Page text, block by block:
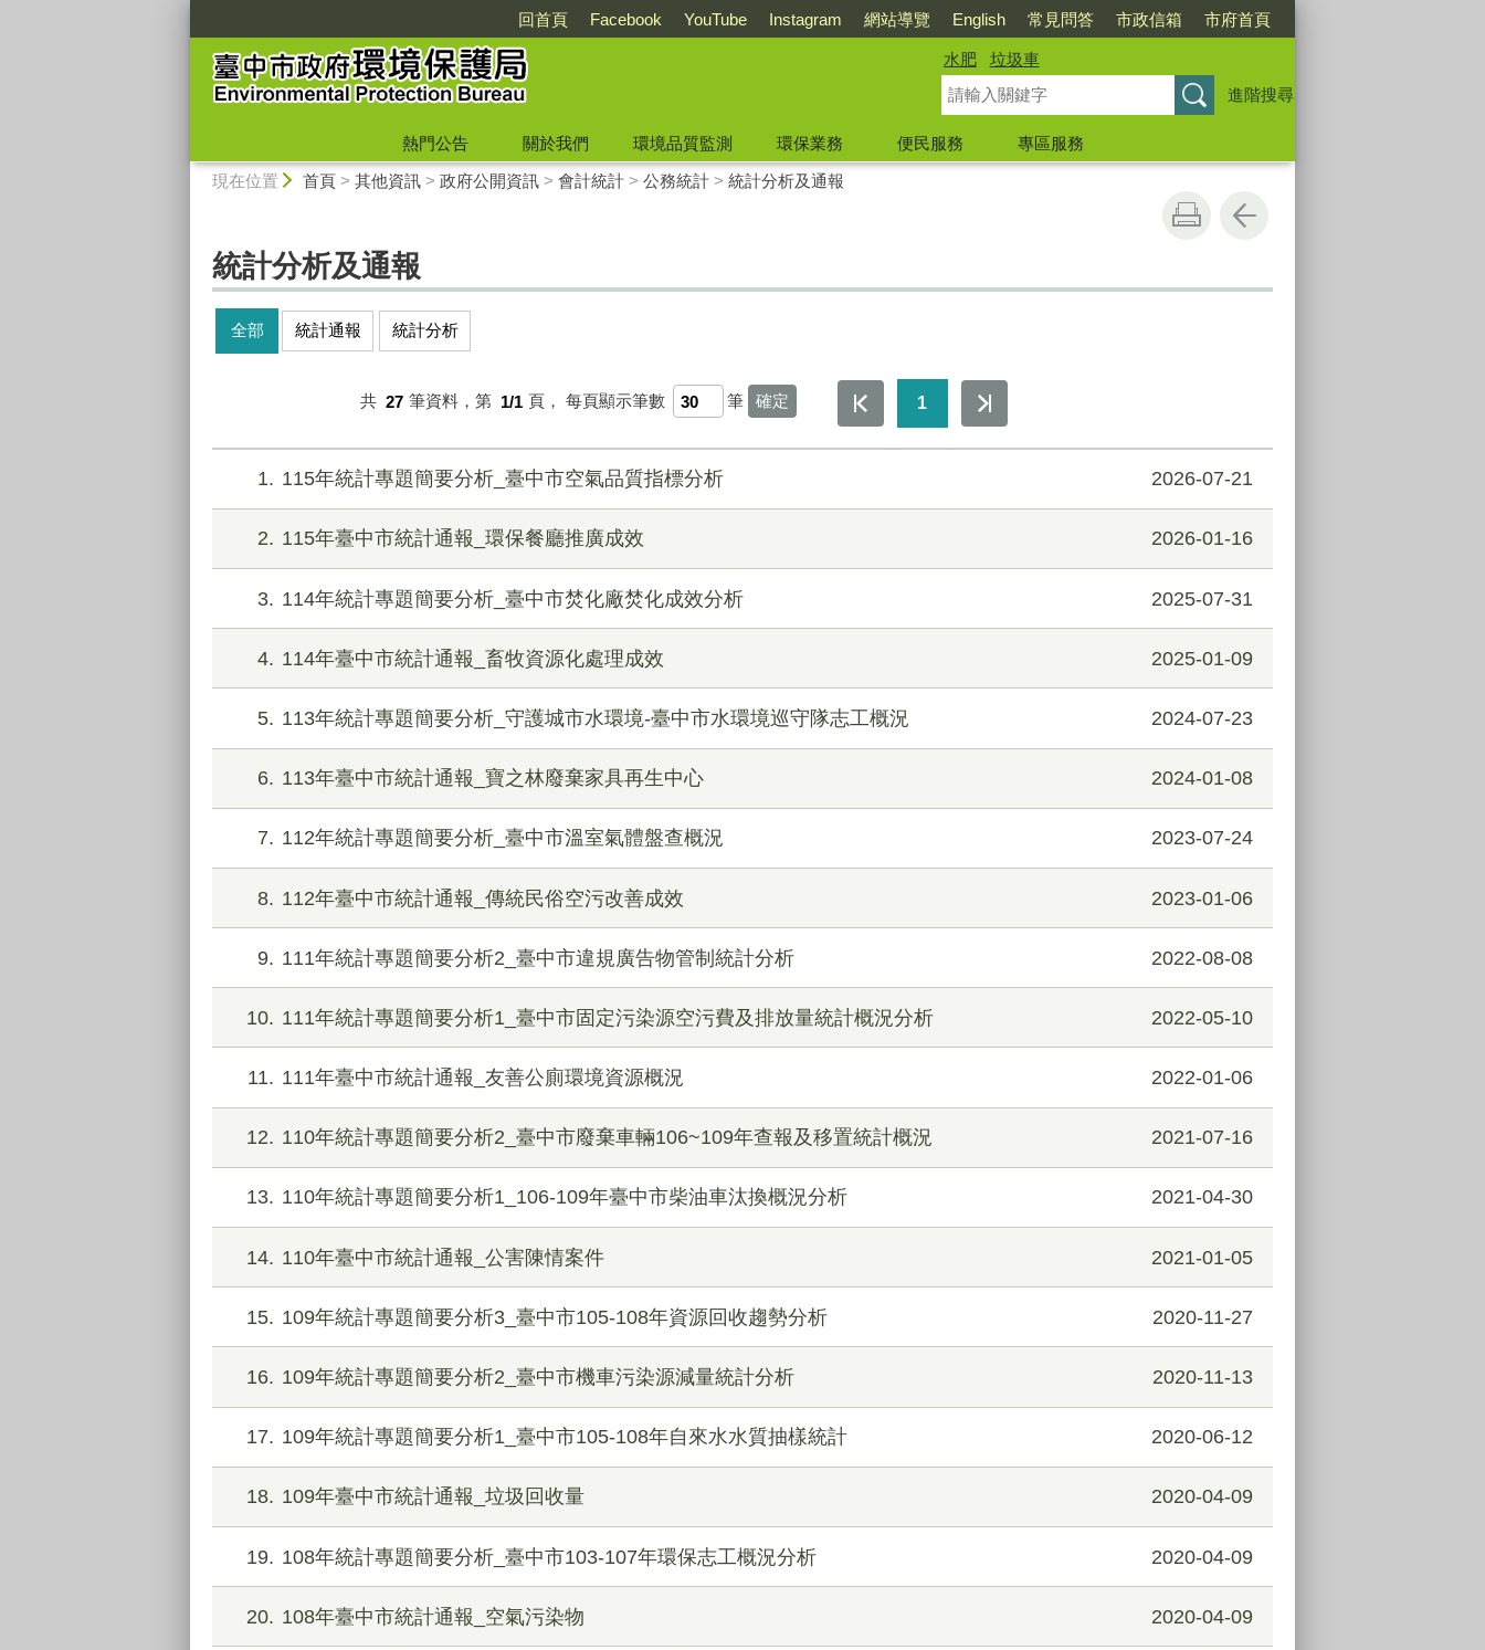
回首頁 Facebook YouTube Instagram 網站導覽 English 常見問答 市政信箱 市府首頁
水肥
垃圾車
進階搜尋
熱門公告 關於我們 環境品質監測 環保業務 便民服務
專區服務
現在位置 首頁> 其他資訊> 政府公開資訊> 會計統計> 公務統計> 統計分析及通報
統計分析及通報
全部 統計通報 統計分析
共 27 筆資料，第 1/1 頁， 每頁顯示筆數 筆 1
1 115年統計專題簡要分析_臺中市空氣品質指標分析 2026-07-21
2 115年臺中市統計通報_環保餐廳推廣成效 2026-01-16
3 114年統計專題簡要分析_臺中市焚化廠焚化成效分析 2025-07-31
4 114年臺中市統計通報_畜牧資源化處理成效 2025-01-09
5 113年統計專題簡要分析_守護城市水環境-臺中市水環境巡守隊志工概況 2024-07-23
6 113年臺中市統計通報_寶之林廢棄家具再生中心 2024-01-08
7 112年統計專題簡要分析_臺中市溫室氣體盤查概況 2023-07-24
8 112年臺中市統計通報_傳統民俗空污改善成效 2023-01-06
9 111年統計專題簡要分析2_臺中市違規廣告物管制統計分析 2022-08-08
10 111年統計專題簡要分析1_臺中市固定污染源空污費及排放量統計概況分析 2022-05-10
11 111年臺中市統計通報_友善公廁環境資源概況 2022-01-06
12 110年統計專題簡要分析2_臺中市廢棄車輛106~109年查報及移置統計概況 2021-07-16
13 110年統計專題簡要分析1_106-109年臺中市柴油車汰換概況分析 2021-04-30
14 110年臺中市統計通報_公害陳情案件 2021-01-05
15 109年統計專題簡要分析3_臺中市105-108年資源回收趨勢分析 2020-11-27
16 109年統計專題簡要分析2_臺中市機車污染源減量統計分析 2020-11-13
17 109年統計專題簡要分析1_臺中市105-108年自來水水質抽樣統計 2020-06-12
18 109年臺中市統計通報_垃圾回收量 2020-04-09
19 108年統計專題簡要分析_臺中市103-107年環保志工概況分析 2020-04-09
20 108年臺中市統計通報_空氣污染物 2020-04-09